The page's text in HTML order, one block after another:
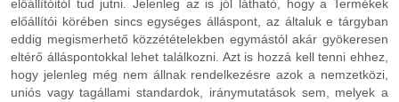
előállítóitól tud jutni. Jelenleg az is jól látható, hogy a Termékek
előállítói körében sincs egységes álláspont, az általuk e tárgyban
eddig megismerhető közzétételekben egymástól akár gyökeresen
eltérő álláspontokkal lehet találkozni. Azt is hozzá kell tenni ehhez,
hogy jelenleg még nem állnak rendelkezésre azok a nemzetközi,
uniós vagy tagállami standardok, iránymutatások sem, melyek a